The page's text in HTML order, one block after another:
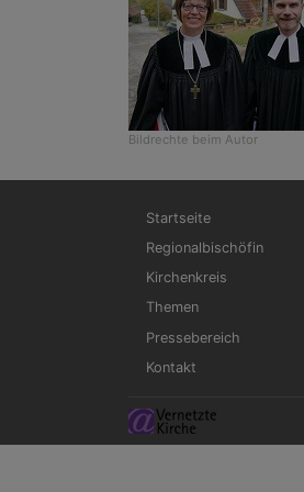
Bildrechte beim Autor
Hauptnavigation
Startseite
Regionalbischöfin
Kirchenkreis
Themen
Pressebereich
Kontakt